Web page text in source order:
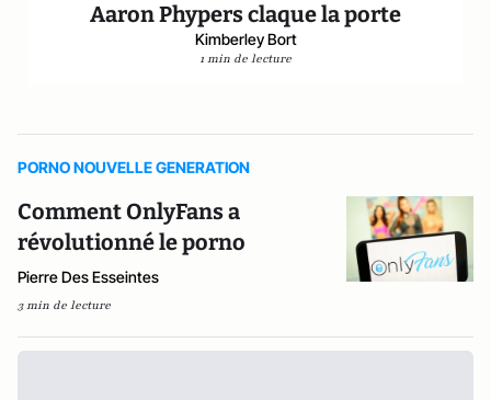
Aaron Phypers claque la porte
Kimberley Bort
1 min de lecture
PORNO NOUVELLE GENERATION
Comment OnlyFans a
révolutionné le porno
Pierre Des Esseintes
3 min de lecture